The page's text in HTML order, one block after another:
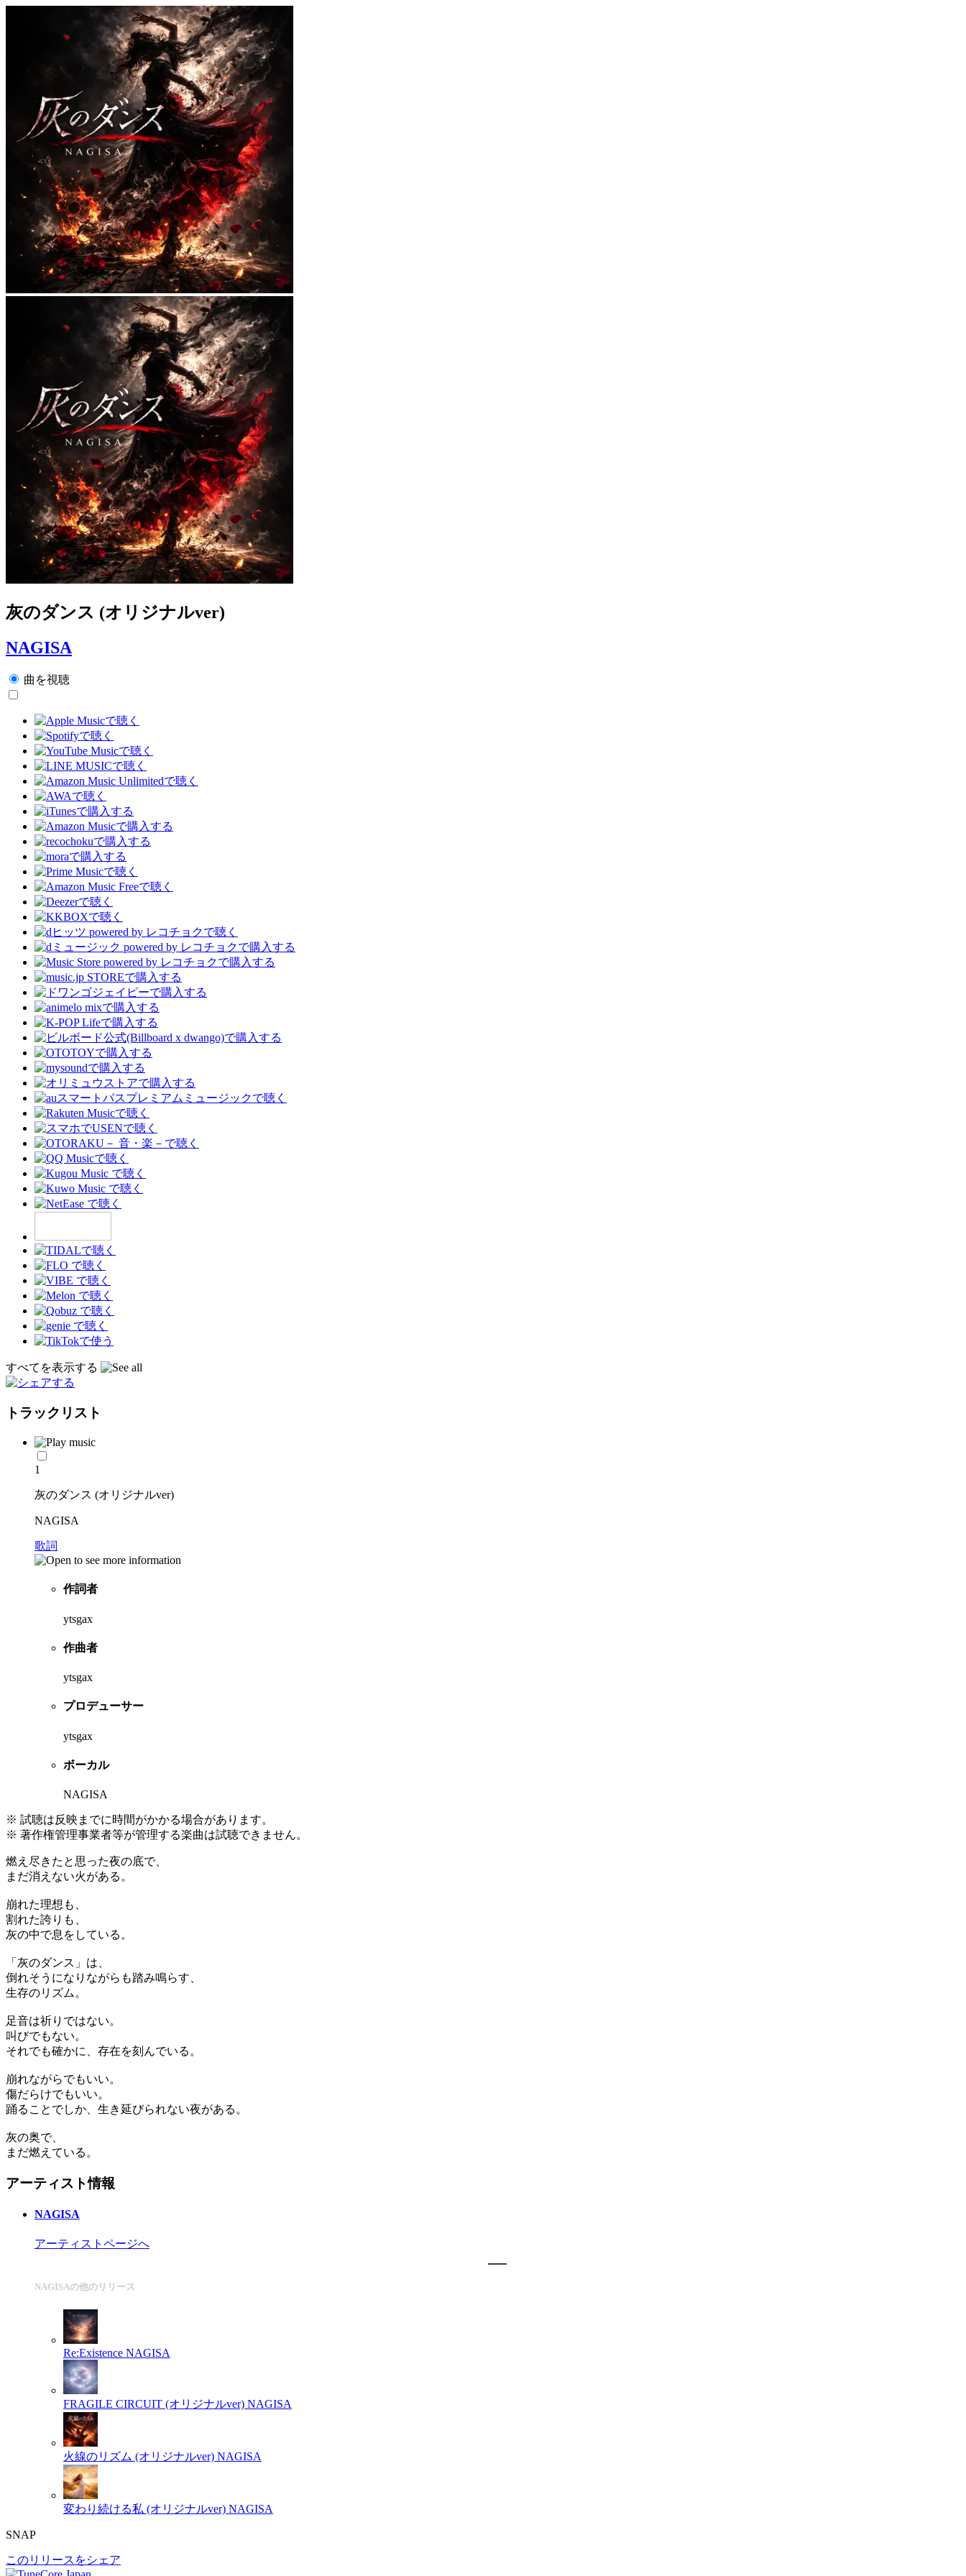
灰のダンス (オリジナルver)
NAGISA
曲を視聴
すべてを表示する
トラックリスト
1
灰のダンス (オリジナルver)
NAGISA
歌詞
作詞者
ytsgax
作曲者
ytsgax
プロデューサー
ytsgax
ボーカル
NAGISA
※ 試聴は反映までに時間がかかる場合があります。
※ 著作権管理事業者等が管理する楽曲は試聴できません。
燃え尽きたと思った夜の底で、
まだ消えない火がある。
崩れた理想も、
割れた誇りも、
灰の中で息をしている。
「灰のダンス」は、
倒れそうになりながらも踏み鳴らす、
生存のリズム。
足音は祈りではない。
叫びでもない。
それでも確かに、存在を刻んでいる。
崩れながらでもいい。
傷だらけでもいい。
踊ることでしか、生き延びられない夜がある。
灰の奥で、
まだ燃えている。
アーティスト情報
NAGISA
アーティストページへ
NAGISAの他のリリース
Re:Existence NAGISA
FRAGILE CIRCUIT (オリジナルver) NAGISA
火線のリズム (オリジナルver) NAGISA
変わり続ける私 (オリジナルver) NAGISA
SNAP
このリリースをシェア